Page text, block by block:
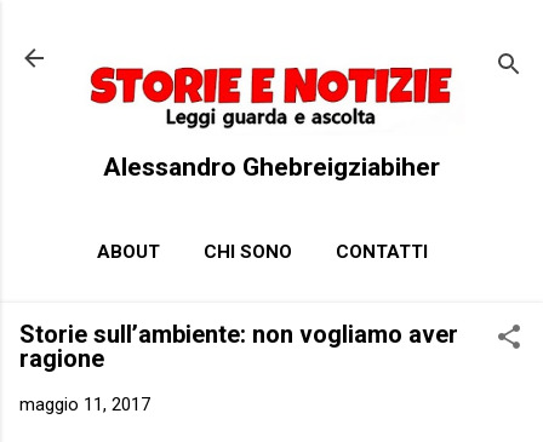
Alessandro Ghebreigziabiher
ABOUT CHI SONO CONTATTI
Storie sull’ambiente: non vogliamo aver
ragione
maggio 11, 2017